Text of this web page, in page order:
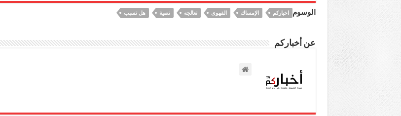
الوسوم اخباركم الإمساك القهوى تعالجه نصية هل تسبب
عن أخباركم